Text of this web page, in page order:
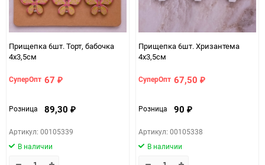
Прищепка 6шт. Торт, бабочка
4х3,5см
СуперОпт 67 ₽
Розница 89,30 ₽
Артикул: 00105339
В наличии
Прищепка 6шт. Хризантема
4х3,5см
СуперОпт 67,50 ₽
Розница 90 ₽
Артикул: 00105338
В наличии